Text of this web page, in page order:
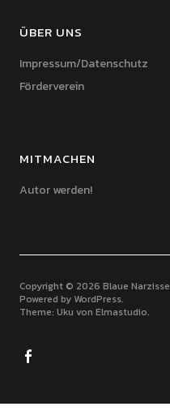
ÜBER UNS
Impressum/Datenschutz
Förderverein
MITMACHEN
Autor werden!
Copyright © 2026 Blaue Narzisse
Powered by WordPress
Theme: Uku von Elmastudio